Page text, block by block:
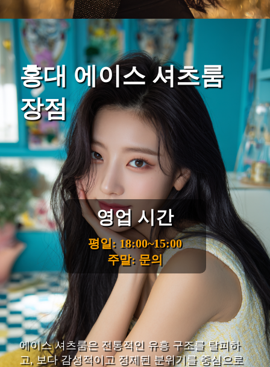
홍대 에이스 셔츠룸
장점
영업 시간
평일: 18:00~15:00
주말: 문의
에이스 셔츠룸은 전통적인 유흥 구조를 탈피하
고, 보다 감성적이고 정제된 분위기를 중심으로